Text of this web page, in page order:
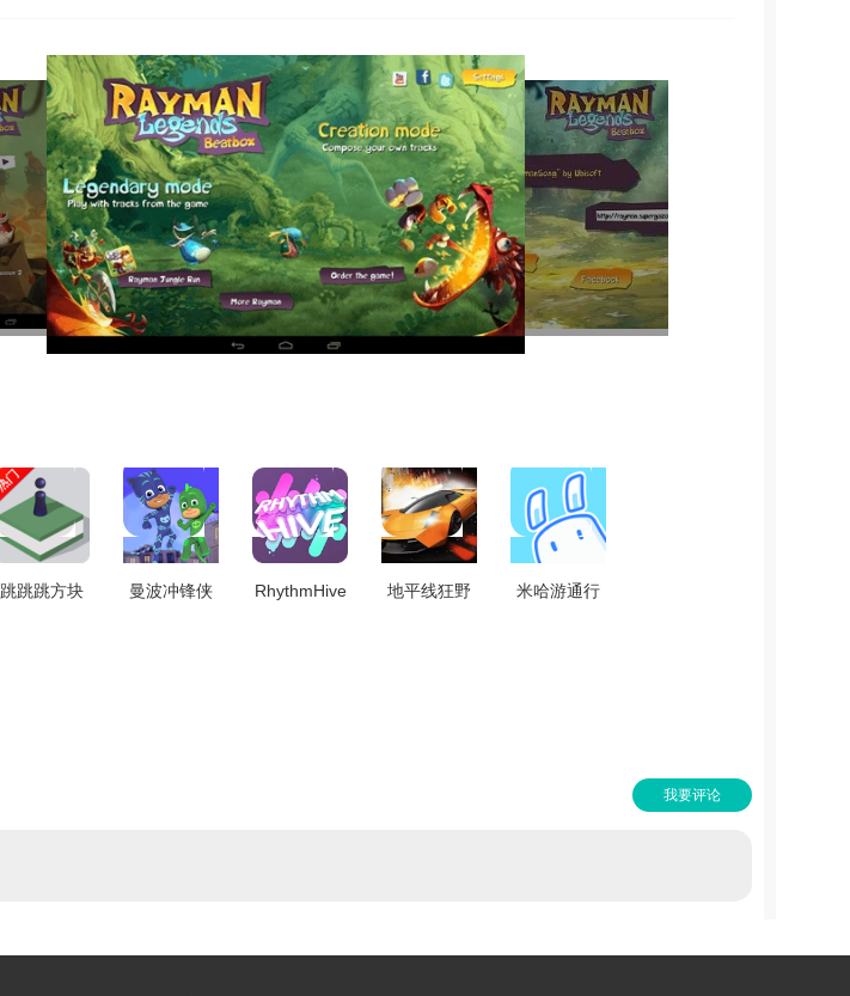
跳跳跳方块
曼波冲锋侠
RhythmHive
地平线狂野
米哈游通行
我要评论